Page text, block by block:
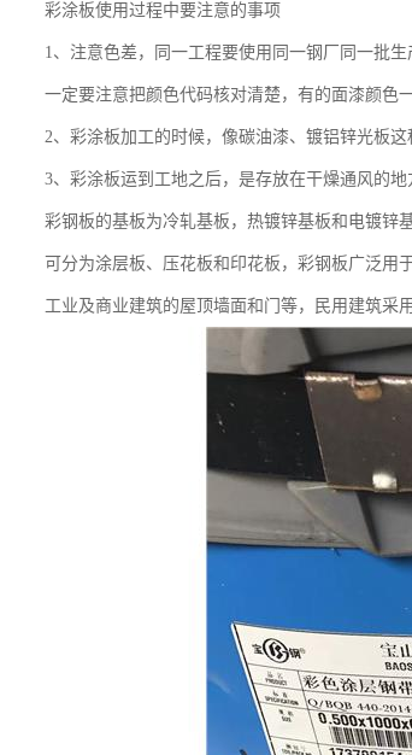
彩涂板使用过程中要注意的事项
1、注意色差，同一工程要使用同一钢厂同一批
一定要注意把颜色代码核对清楚，有的面漆颜色
2、彩涂板加工的时候，像碳油漆、镀铝锌光板
3、彩涂板运到工地之后，是存放在干燥通风的
彩钢板的基板为冷轧基板，热镀锌基板和电镀锌
可分为涂层板、压花板和印花板，彩钢板广泛用
工业及商业建筑的屋顶墙面和门等，民用建筑采